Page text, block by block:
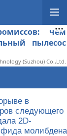
чем
пылесос
(Suzhou) Co.,Ltd.
в
следующего
2D-
молибдена